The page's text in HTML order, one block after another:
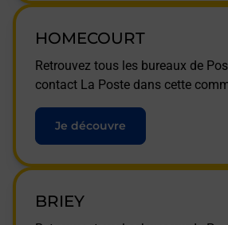
HOMECOURT
Retrouvez tous les bureaux de
contact La Poste dans cette
Je découvre
BRIEY